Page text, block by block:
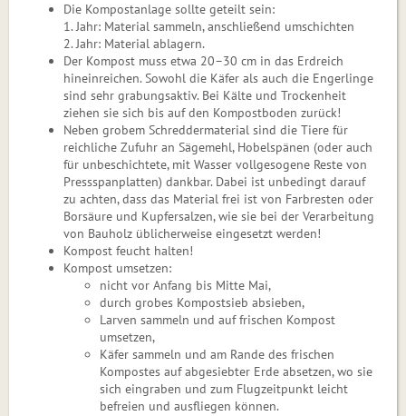
Die Kompostanlage sollte geteilt sein:
1. Jahr: Material sammeln, anschließend umschichten
2. Jahr: Material ablagern.
Der Kompost muss etwa 20–30 cm in das Erdreich
hineinreichen. Sowohl die Käfer als auch die Enger­linge
sind sehr grabungsaktiv. Bei Kälte und Trockenheit
ziehen sie sich bis auf den Kompostboden zurück!
Neben grobem Schreddermateri­al sind die Tiere für
reichliche Zufuhr an Sägemehl, Ho­bel­spä­nen (oder auch
für unbeschichte­te, mit Wasser vollgesogene Res­te von
Pressspanplatten) dankbar. Dabei ist unbedingt darauf
zu achten, dass das Material frei ist von Farb­resten oder
Borsäure und Kupfer­salzen, wie sie bei der Verarbeitung
von Bauholz üblicherweise ein­ge­setzt werden!
Kompost feucht halten!
Kompost umsetzen:
nicht vor Anfang bis Mitte Mai,
durch grobes Kompostsieb absieben,
Larven sammeln und auf frischen Kompost
umsetzen,
Käfer sammeln und am Rande des frischen
Kompostes auf abgesieb­ter Erde absetzen, wo sie
sich eingraben und zum Flugzeitpunkt leicht
befreien und ausfliegen können.